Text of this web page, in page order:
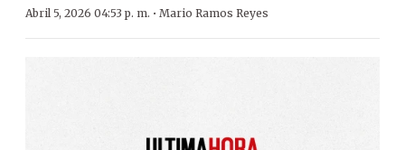
Abril 5, 2026 04:53 p. m. · Mario Ramos Reyes